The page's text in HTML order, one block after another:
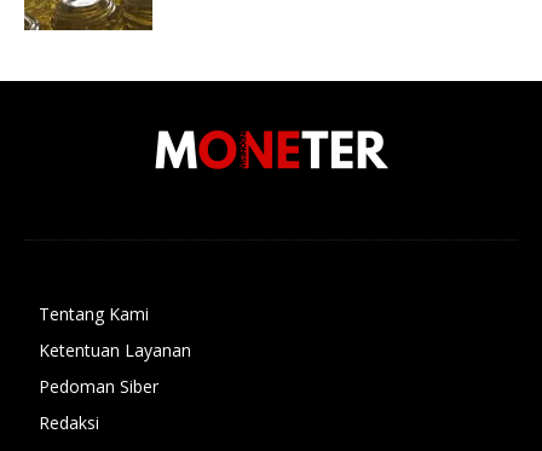
Tentang Kami
Ketentuan Layanan
Pedoman Siber
Redaksi